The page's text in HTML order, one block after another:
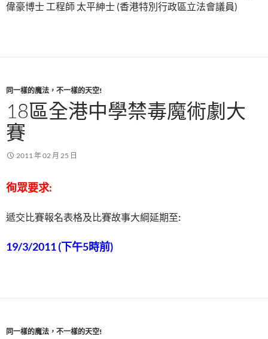
偉豪博士 工程師 太平紳士 (香港特別行政區立法會議員)
同一樣的魔法，不一樣的天空!
18區全港中學禁毒魔術劇大
賽
2011 年 02 月 25 日
徇眾要求:
遞交比賽報名表格及比賽故事大綱延期至:
19/3/2011(下午5時前)
同一樣的魔法，不一樣的天空!